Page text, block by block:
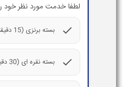
لطفا خدمت مورد نظر خود
check بسته برنزی (15 دقیقه ای) گام به گام زبان انگلیسی نهم
check بسته نقره ای (30 دقیقه ای) گام به گام زبان انگلیسی نهم